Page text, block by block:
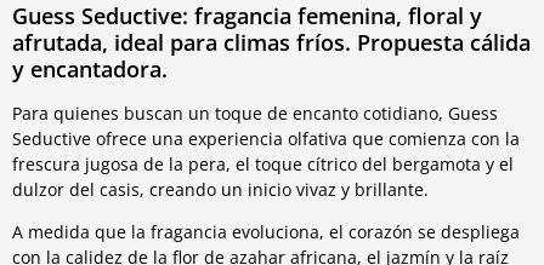
Guess Seductive: fragancia femenina, floral y
afrutada, ideal para climas fríos. Propuesta cálida
y encantadora.
Para quienes buscan un toque de encanto cotidiano, Guess
Seductive ofrece una experiencia olfativa que comienza con la
frescura jugosa de la pera, el toque cítrico del bergamota y el
dulzor del casis, creando un inicio vivaz y brillante.
A medida que la fragancia evoluciona, el corazón se despliega
con la calidez de la flor de azahar africana, el jazmín y la raíz